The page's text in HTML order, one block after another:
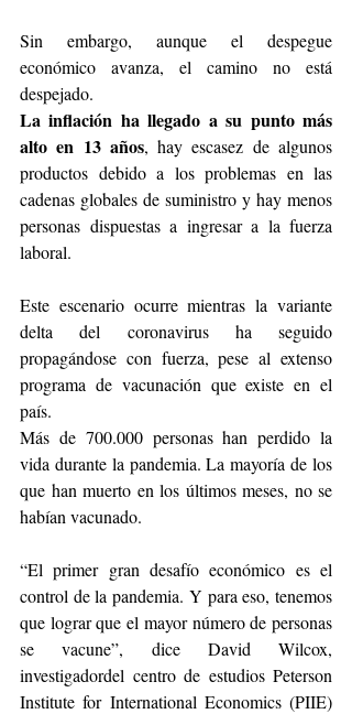
Sin embargo, aunque el despegue
económico avanza, el camino no está
despejado.
La inflación ha llegado a su punto más
alto en 13 años, hay escasez de algunos
productos debido a los problemas en las
cadenas globales de suministro y hay menos
personas dispuestas a ingresar a la fuerza
laboral.
Este escenario ocurre mientras la variante
delta del coronavirus ha seguido
propagándose con fuerza, pese al extenso
programa de vacunación que existe en el
país.
Más de 700.000 personas han perdido la
vida durante la pandemia. La mayoría de los
que han muerto en los últimos meses, no se
habían vacunado.
“El primer gran desafío económico es el
control de la pandemia. Y para eso, tenemos
que lograr que el mayor número de personas
se vacune”, dice David Wilcox,
investigadordel centro de estudios Peterson
Institute for International Economics (PIIE)